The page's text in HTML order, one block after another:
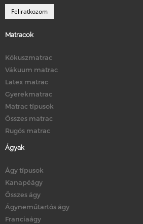
Matracok
Kókuszmatrac
Vákuum matrac
Latex matrac
Gyerekmatrac
Matrac típusok
Összes matrac
Rugós matrac
Ágyak
Ágy típusok
Kanapéágy
Összes ágy
Ágyneműtartós ágy
Franciaágy